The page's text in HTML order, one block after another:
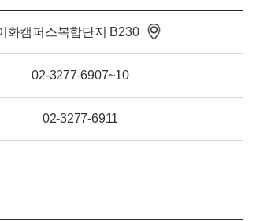
화캠퍼스복합단지 B230
02-3277-6907~10
02-3277-6911